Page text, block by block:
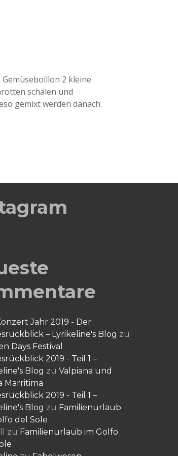
2 kleine
schälen und
gemixt werden danach.
Jahr 2019 - Der
– Lyrikeline's Blog zu
Days Festival
2019 - Teil 1 –
Blog zuValpiana und
Marritima
2019 - Teil 1 –
Blog zu Familienurlaub
del Sole
zu Familienurlaub im Golfo